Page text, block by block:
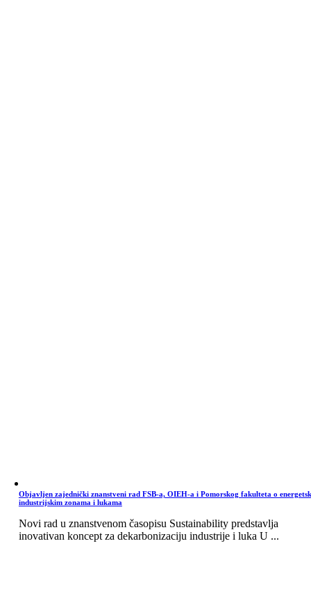
Objavljen zajednički znanstveni rad FSB-a, OIEH-a i Pomorskog fakulteta o
industrijskim zonama i lukama
Novi rad u znanstvenom časopisu Sustainability predstavlja
inovativan koncept za dekarbonizaciju industrije i luka U ...